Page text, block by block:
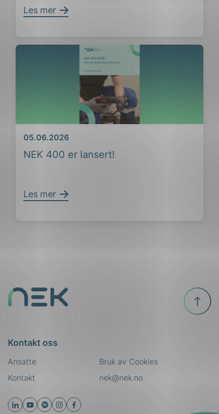
Les mer
NEK 400 er lansert!
Dato
05.06.2026
Les mer
Kontakt oss
Ansatte
nek@nek.no
Kontakt
Bruk av Cookies
Til
toppen